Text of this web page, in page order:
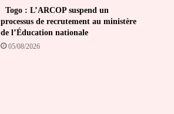
Togo : L’ARCOP suspend un
processus de recrutement au ministère
de l’Éducation nationale
05/08/2026